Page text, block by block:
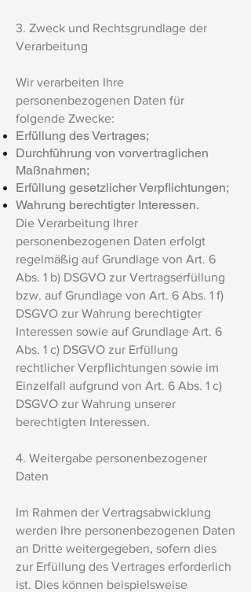
3. Zweck und Rechtsgrundlage der
Verarbeitung
Wir verarbeiten Ihre
personenbezogenen Daten für
folgende Zwecke:
Erfüllung des Vertrages;
Durchführung von vorvertraglichen
Maßnahmen;
Erfüllung gesetzlicher Verpflichtungen;
Wahrung berechtigter Interessen.
Die Verarbeitung Ihrer
personenbezogenen Daten erfolgt
regelmäßig auf Grundlage von Art. 6
Abs. 1 b) DSGVO zur Vertragserfüllung
bzw. auf Grundlage von Art. 6 Abs. 1 f)
DSGVO zur Wahrung berechtigter
Interessen sowie auf Grundlage Art. 6
Abs. 1 c) DSGVO zur Erfüllung
rechtlicher Verpflichtungen sowie im
Einzelfall aufgrund von Art. 6 Abs. 1 c)
DSGVO zur Wahrung unserer
berechtigten Interessen.
4. Weitergabe personenbezogener
Daten
Im Rahmen der Vertragsabwicklung
werden Ihre personenbezogenen Daten
an Dritte weitergegeben, sofern dies
zur Erfüllung des Vertrages erforderlich
ist. Dies können beispielsweise